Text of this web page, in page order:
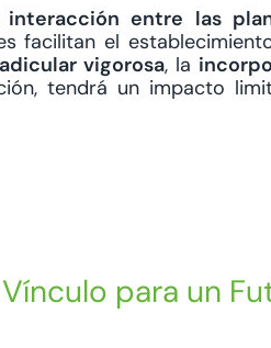
interacción entre las
facilitan el
vigorosa, la
tendrá un impacto
para un